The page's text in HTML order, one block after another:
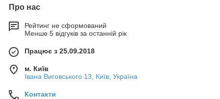
Про нас
Рейтинг не сформований
Менше 5 відгуків за останній рік
Працює з 25.09.2018
м. Київ
Івана Виговського 13, Київ, Україна
Контакти